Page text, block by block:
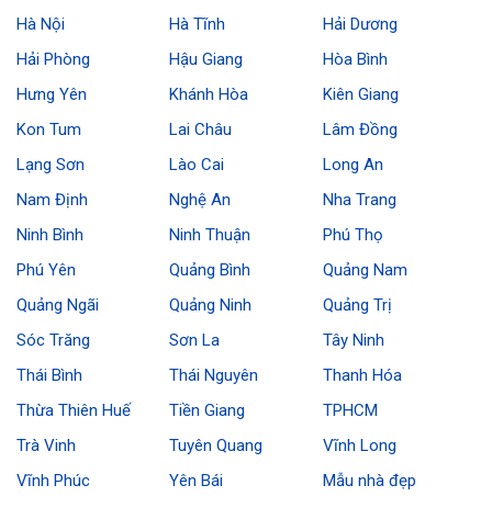
Hà Nội
Hà Tĩnh
Hải Dương
Hải Phòng
Hậu Giang
Hòa Bình
Hưng Yên
Khánh Hòa
Kiên Giang
Kon Tum
Lai Châu
Lâm Đồng
Lạng Sơn
Lào Cai
Long An
Nam Định
Nghệ An
Nha Trang
Ninh Bình
Ninh Thuận
Phú Thọ
Phú Yên
Quảng Bình
Quảng Nam
Quảng Ngãi
Quảng Ninh
Quảng Trị
Sóc Trăng
Sơn La
Tây Ninh
Thái Bình
Thái Nguyên
Thanh Hóa
Thừa Thiên Huế
Tiền Giang
TPHCM
Trà Vinh
Tuyên Quang
Vĩnh Long
Vĩnh Phúc
Yên Bái Mẫu nhà đẹp